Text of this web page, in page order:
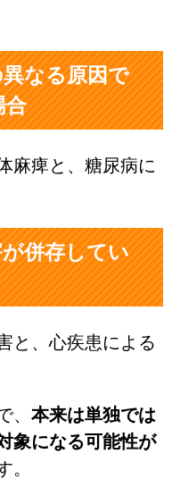
なる原因で
合
麻痺と、糖尿病に
併存してい
と、心疾患による
、 本来は単独では
象になる可能性が
。